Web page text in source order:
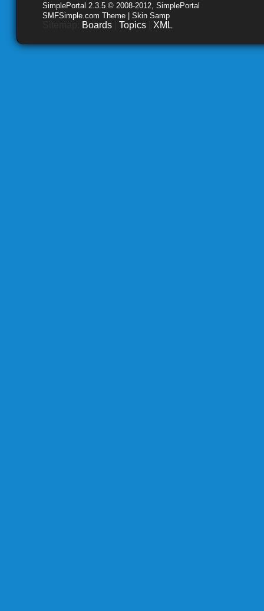
SimplePortal 2.3.5 © 2008-2012, SimplePortal
SMFSimple.com Theme | Skin Samp
Boards Topics XML